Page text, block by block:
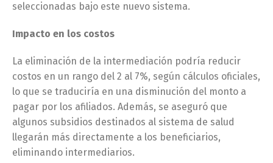
seleccionadas bajo este nuevo sistema.
Impacto en los costos
La eliminación de la intermediación podría reducir
costos en un rango del 2 al 7%, según cálculos oficiales,
lo que se traduciría en una disminución del monto a
pagar por los afiliados. Además, se aseguró que
algunos subsidios destinados al sistema de salud
llegarán más directamente a los beneficiarios,
eliminando intermediarios.